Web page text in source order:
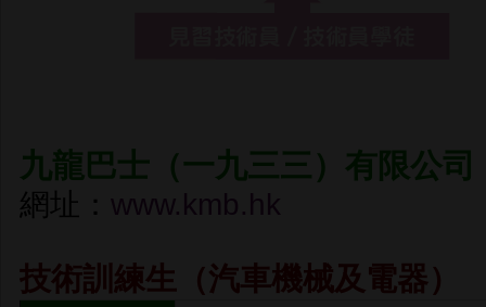
九龍巴士（一九三三）有限公司
網址： www.kmb.hk
技術訓練生（汽車機械及電器）